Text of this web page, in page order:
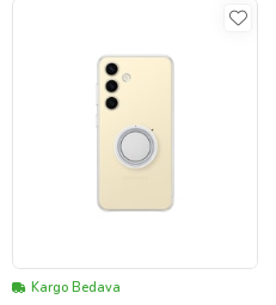
Kargo Bedava